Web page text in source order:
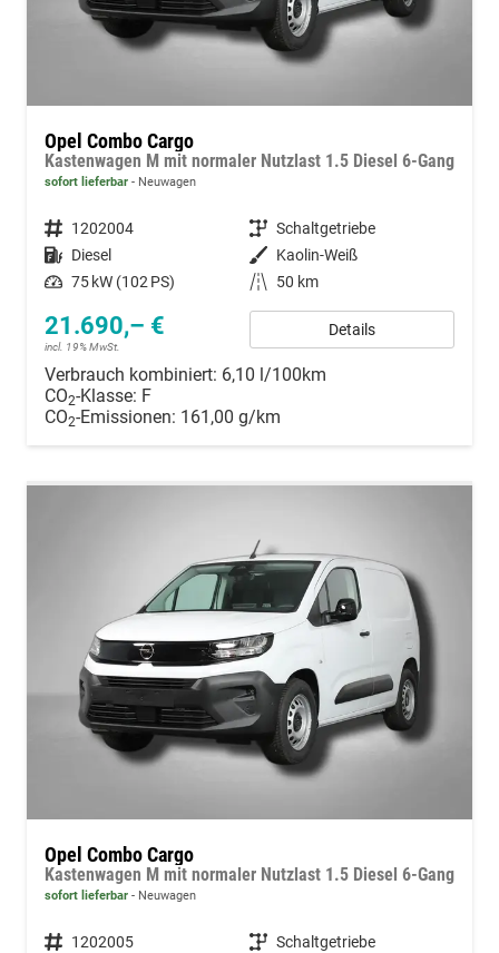
Opel Combo Cargo
Kastenwagen M mit normaler Nutzlast 1.5 Diesel 6-Gang
sofort lieferbar Neuwagen
Fahrzeugnummer 1202004 Getriebe Schaltgetriebe
Kraftstoff Diesel Außenfarbe Kaolin-Weiß
Leistung 75 kW (102 PS) Kilometerstand 50 km
21.690,– €
incl. 19% MwSt.
Details
Verbrauch kombiniert: 6,10 l/100km
CO2-Klasse: F
CO2-Emissionen: 161,00 g/km
Opel Combo Cargo
Kastenwagen M mit normaler Nutzlast 1.5 Diesel 6-Gang
sofort lieferbar Neuwagen
Fahrzeugnummer 1202005 Getriebe Schaltgetriebe